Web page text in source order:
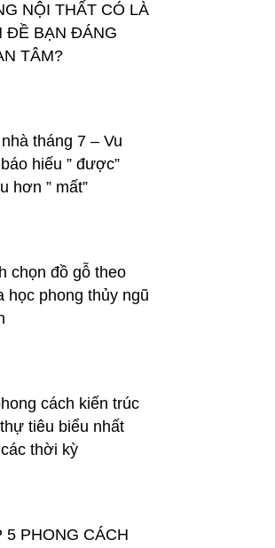
NỘI THẤT CÓ LÀ
ĐỀ BẠN ĐÁNG
TÂM?
tháng 7 – Vu
hiếu ” được”
hơn ” mất”
chọn đồ gỗ theo
học phong thủy ngũ
cách kiến trúc
tiêu biểu nhất
thời kỳ
5 PHONG CÁCH